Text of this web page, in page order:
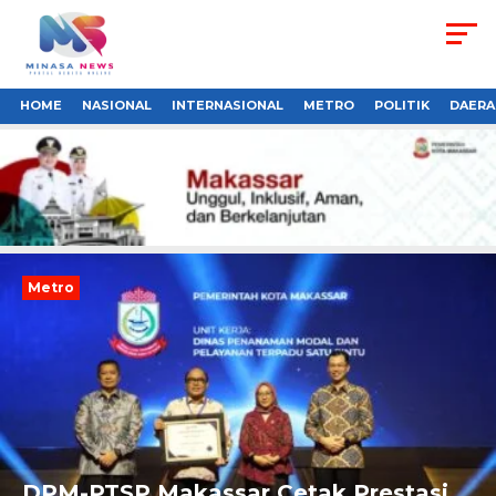
HOME NASIONAL INTERNASIONAL METRO POLITIK
Metro